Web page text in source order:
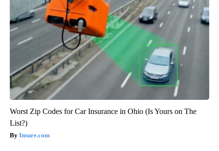
Worst Zip Codes for Car Insurance in Ohio (Is Yours on The
List?)
Insure.com